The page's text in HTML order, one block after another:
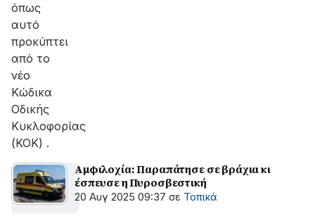
όπως
αυτό
προκύπτει
από το
νέο
Κώδικα
Οδικής
Κυκλοφορίας
(ΚΟΚ) .
Αμφιλοχία: Παραπάτησε σε βράχια κι
έσπευσε η Πυροσβεστική
20 Αυγ 2025 09:37 σε Τοπικά